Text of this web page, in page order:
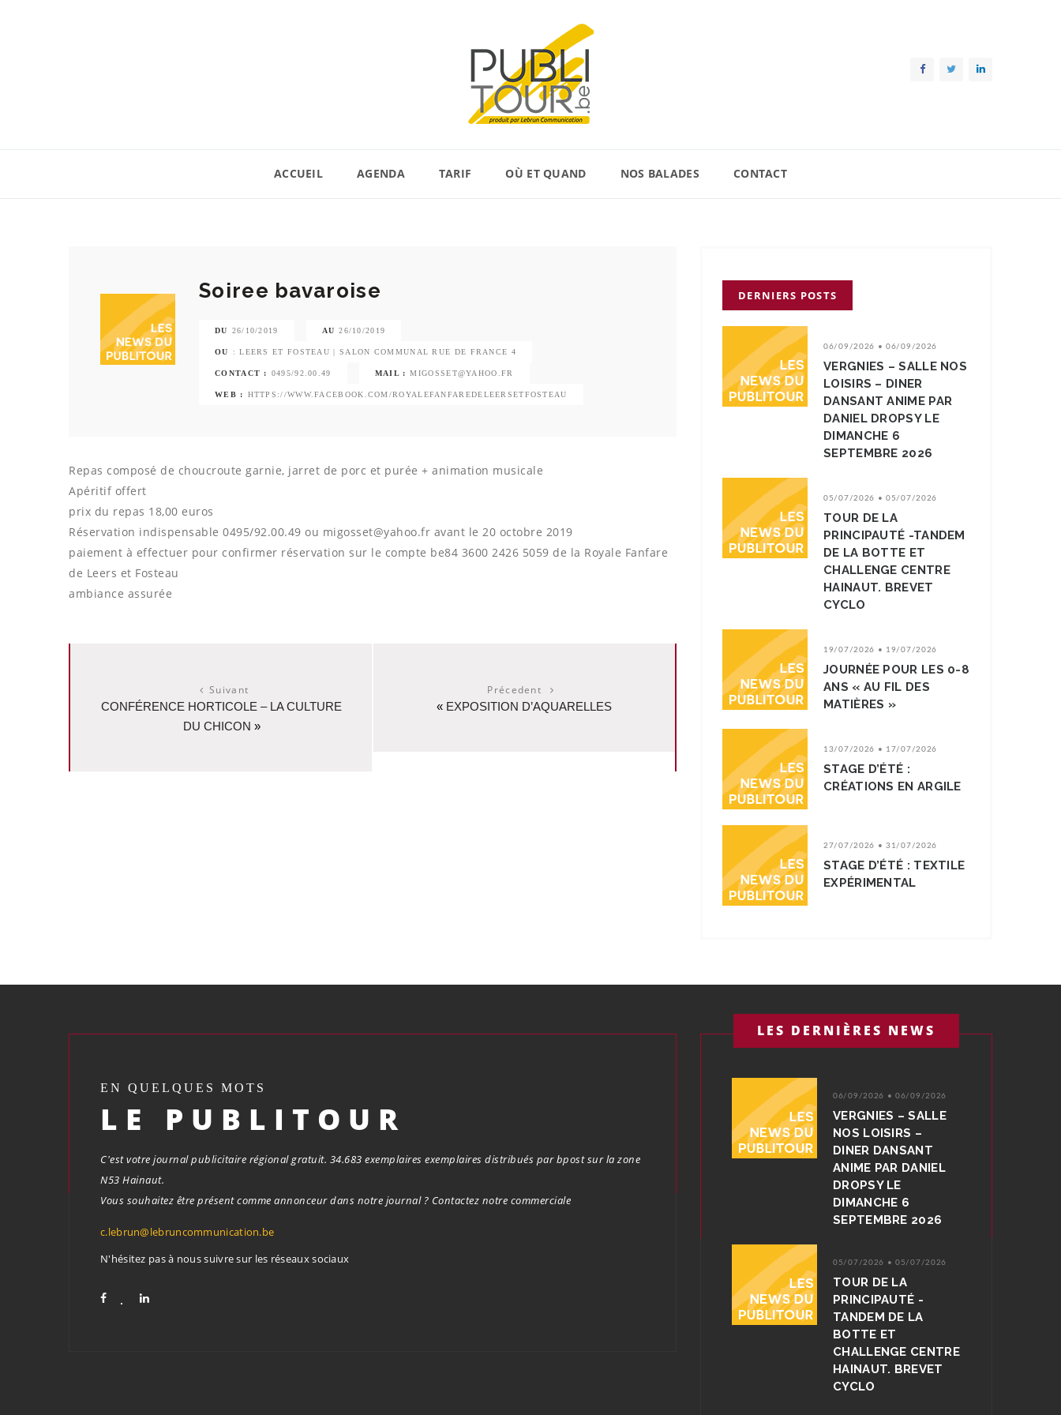
ACCUEIL AGENDA TARIF OÙ ET QUAND NOS BALADES CONTACT
Soiree bavaroise
DU 26/10/2019 AU 26/10/2019
OU : LEERS ET FOSTEAU | SALON COMMUNAL RUE DE FRANCE 4
CONTACT : 0495/92.00.49 MAIL : MIGOSSET@YAHOO.FR
WEB : HTTPS://WWW.FACEBOOK.COM/ROYALEFANFAREDELEERSETFOSTEAU
Repas composé de choucroute garnie, jarret de porc et purée + animation musicale
Apéritif offert
prix du repas 18,00 euros
Réservation indispensable 0495/92.00.49 ou migosset@yahoo.fr avant le 20 octobre 2019
paiement à effectuer pour confirmer réservation sur le compte be84 3600 2426 5059 de la Royale Fanfare
de Leers et Fosteau
ambiance assurée
Suivant
CONFÉRENCE HORTICOLE – LA CULTURE
DU CHICON »
Précedent
« EXPOSITION D’AQUARELLES
DERNIERS POSTS
06/09/2026 • 06/09/2026
VERGNIES – SALLE NOS
LOISIRS – DINER
DANSANT ANIME PAR
DANIEL DROPSY LE
DIMANCHE 6
SEPTEMBRE 2026
05/07/2026 • 05/07/2026
TOUR DE LA
PRINCIPAUTÉ -TANDEM
DE LA BOTTE ET
CHALLENGE CENTRE
HAINAUT. BREVET
CYCLO
19/07/2026 • 19/07/2026
JOURNÉE POUR LES 0-8
ANS « AU FIL DES
MATIÈRES »
13/07/2026 • 17/07/2026
STAGE D’ÉTÉ :
CRÉATIONS EN ARGILE
27/07/2026 • 31/07/2026
STAGE D’ÉTÉ : TEXTILE
EXPÉRIMENTAL
EN QUELQUES MOTS
LE PUBLITOUR
C'est votre journal publicitaire régional gratuit. 34.683 exemplaires exemplaires distribués par bpost sur la zone
N53 Hainaut.
Vous souhaitez être présent comme annonceur dans notre journal ? Contactez notre commerciale
c.lebrun@lebruncommunication.be
N'hésitez pas à nous suivre sur les réseaux sociaux
LES DERNIÈRES NEWS
06/09/2026 • 06/09/2026
VERGNIES – SALLE
NOS LOISIRS –
DINER DANSANT
ANIME PAR DANIEL
DROPSY LE
DIMANCHE 6
SEPTEMBRE 2026
05/07/2026 • 05/07/2026
TOUR DE LA
PRINCIPAUTÉ -
TANDEM DE LA
BOTTE ET
CHALLENGE CENTRE
HAINAUT. BREVET
CYCLO